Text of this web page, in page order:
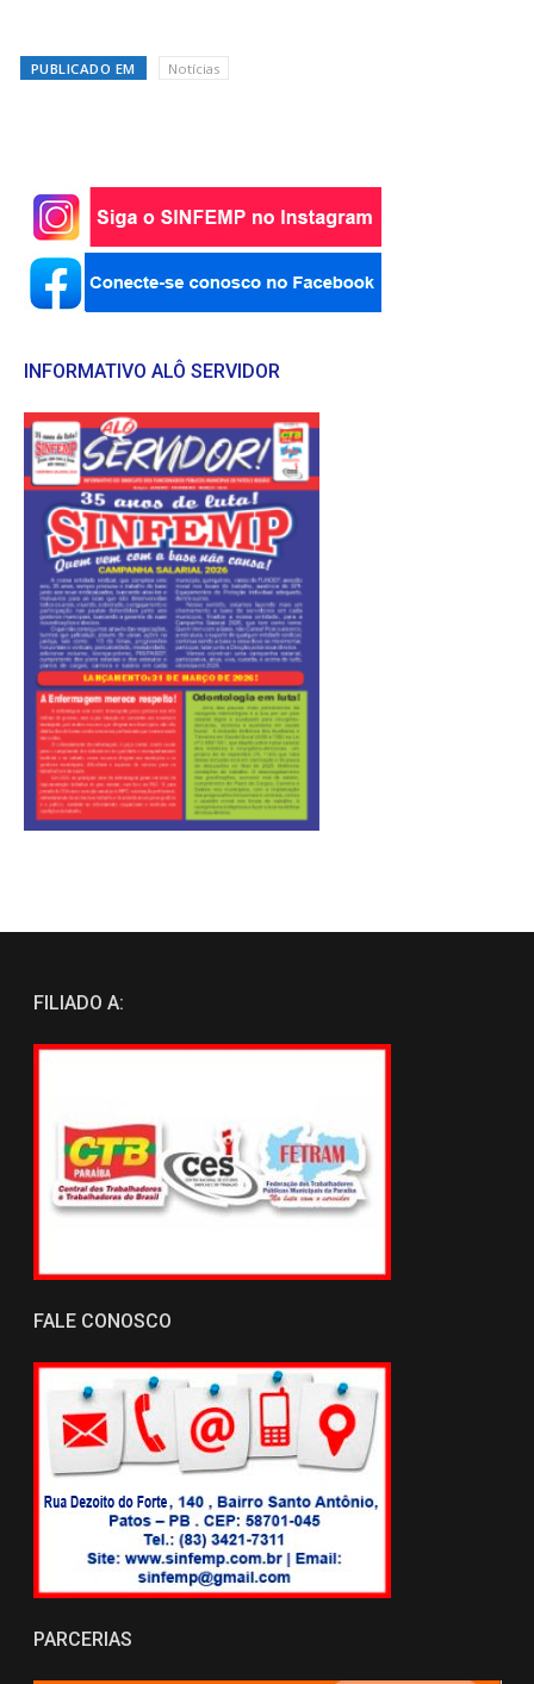
PUBLICADO EM Notícias
INFORMATIVO ALÔ SERVIDOR
FILIADO A:
FALE CONOSCO
PARCERIAS